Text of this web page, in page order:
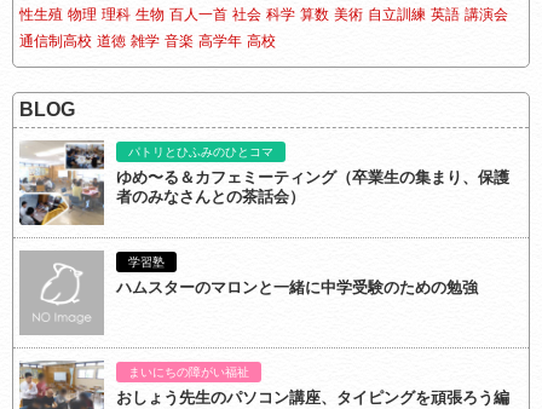
性生殖 物理 理科 生物 百人一首 社会 科学 算数 美術 自立訓練 英語 講演会
通信制高校 道徳 雑学 音楽 高学年 高校
BLOG
パトリとひふみのひとコマ
ゆめ〜る＆カフェミーティング（卒業生の集まり、保護
者のみなさんとの茶話会）
学習塾
ハムスターのマロンと一緒に中学受験のための勉強
まいにちの障がい福祉
おしょう先生のパソコン講座、タイピングを頑張ろう編